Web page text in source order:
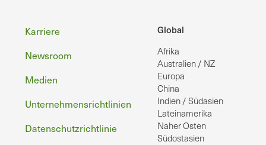
Global
Afrika
Australien / NZ
Europa
China
Indien / Südasien
Lateinamerika
Naher Osten
Südostasien
Fußzeile
Karriere
Newsroom
Medien
Unternehmensrichtlinien
Datenschutzrichtlinie